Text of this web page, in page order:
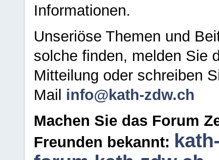
Informationen.
Unseriöse Themen und
solche finden, melden Sie
Mitteilung oder schreiben
Mail info@kath-zdw.ch
Machen Sie das Forum
Freunden bekannt: